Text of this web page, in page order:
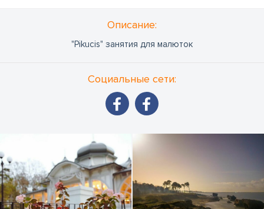
Oписание:
"Pikucis" занятия для малюток
Социальные сети: